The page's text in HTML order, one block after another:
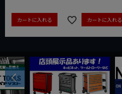
カートに入れる カートに入れる
Previous